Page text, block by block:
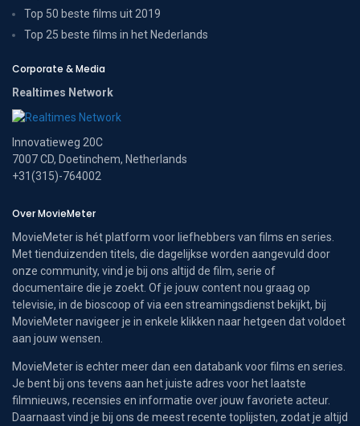
Top 50 beste films uit 2019
Top 25 beste films in het Nederlands
Corporate & Media
Realtimes Network
Innovatieweg 20C
7007 CD, Doetinchem, Netherlands
+31(315)-764002
Over MovieMeter
MovieMeter is hét platform voor liefhebbers van films en series.
Met tienduizenden titels, die dagelijkse worden aangevuld door
onze community, vind je bij ons altijd de film, serie of
documentaire die je zoekt. Of je jouw content nou graag op
televisie, in de bioscoop of via een streamingsdienst bekijkt, bij
MovieMeter navigeer je in enkele klikken naar hetgeen dat voldoet
aan jouw wensen.
MovieMeter is echter meer dan een databank voor films en series.
Je bent bij ons tevens aan het juiste adres voor het laatste
filmnieuws, recensies en informatie over jouw favoriete acteur.
Daarnaast vind je bij ons de meest recente toplijsten, zodat je altijd